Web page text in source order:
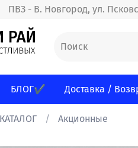
ПВЗ - В. Новгород, ул.
БЛОГ✔ Доставка /
Акционные